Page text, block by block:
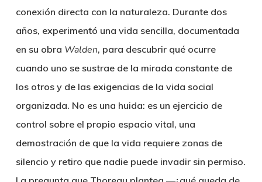
conexión directa con la naturaleza. Durante dos
años, experimentó una vida sencilla, documentada
en su obra Walden, para descubrir qué ocurre
cuando uno se sustrae de la mirada constante de
los otros y de las exigencias de la vida social
organizada. No es una huida: es un ejercicio de
control sobre el propio espacio vital, una
demostración de que la vida requiere zonas de
silencio y retiro que nadie puede invadir sin permiso.